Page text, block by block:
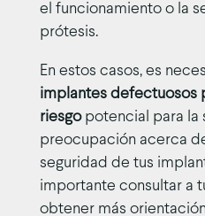
el funcionamiento o la
prótesis.
En estos casos, es
implantes defectuosos
riesgopotencial para la
preocupación acerca
seguridad de tus
importante consultar a
obtener más